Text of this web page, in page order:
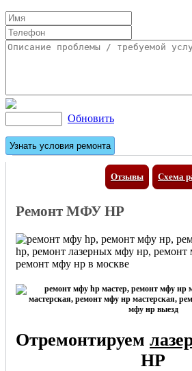
Обновить
Отзывы Схема
Ремонт МФУ HP
Отремонтируем
HP